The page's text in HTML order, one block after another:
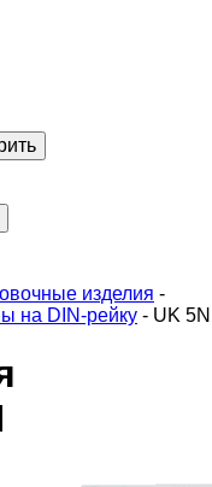
изделия -
на DIN-рейку - UK 5N